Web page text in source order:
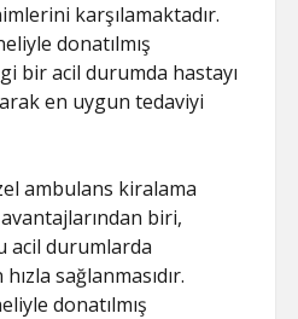
karşılamaktadır.
donatılmış
bir acil durumda hastayı
en uygun tedaviyi
ambulans kiralama
biri,
acil durumlarda
sağlanmasıdır.
donatılmış